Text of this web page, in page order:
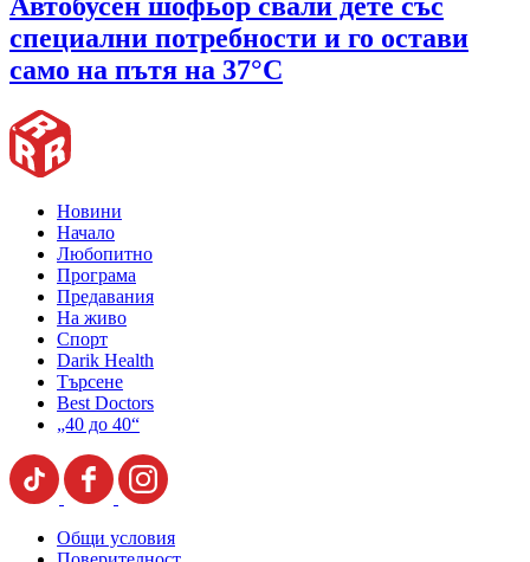
специални потребности и го остави
само на пътя на 37°C
Новини
Начало
Любопитно
Програма
Предавания
На живо
Спорт
Darik Health
Търсене
Best Doctors
„40 до 40“
Общи условия